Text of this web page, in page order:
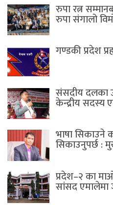
रुपा रत्न
रुपा संगालो
गण्डकी प्रदेश
संसदीय दलका
केन्द्रीय सदस्य
भाषा सिकाउने
सिकाउनुपर्छ :
प्रदेश–२ का
सांसद एमालेमा